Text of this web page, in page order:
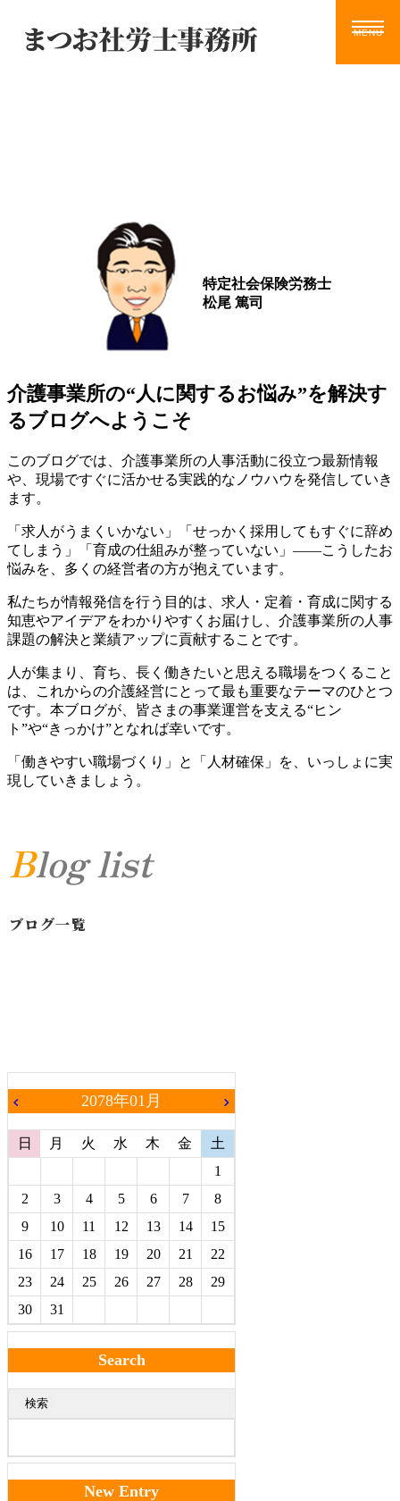
特定社会保険労務士
松尾 篤司
介護事業所の“人に関するお悩み”を解決す
るブログへようこそ
このブログでは、介護事業所の人事活動に役立つ最新情報
や、現場ですぐに活かせる実践的なノウハウを発信していき
ます。
「求人がうまくいかない」「せっかく採用してもすぐに辞め
てしまう」「育成の仕組みが整っていない」――こうしたお
悩みを、多くの経営者の方が抱えています。
私たちが情報発信を行う目的は、求人・定着・育成に関する
知恵やアイデアをわかりやすくお届けし、介護事業所の人事
課題の解決と業績アップに貢献することです。
人が集まり、育ち、長く働きたいと思える職場をつくること
は、これからの介護経営にとって最も重要なテーマのひとつ
です。本ブログが、皆さまの事業運営を支える“ヒン
ト”や“きっかけ”となれば幸いです。
「働きやすい職場づくり」と「人材確保」を、いっしょに実
現していきましょう。
Blog list
ブログ一覧
chevron_left 2078年01月 chevron_right
日 月 火 水 木 金
土
1
2
3 4 5 6 7
8
9
10 11 12 13 14
15
16
17 18 19 20 21
22
23
24 25 26 27 28
29
30
31
Search
検索
New Entry